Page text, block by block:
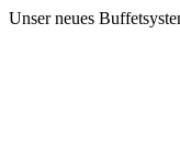
Unser neues